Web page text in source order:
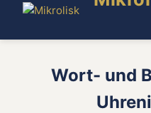
Wort- und